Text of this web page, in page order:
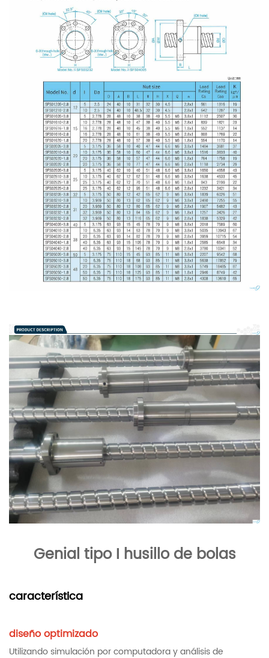
Genial tipo I husillo de bolas
característica
diseño optimizado
Utilizando simulación por computadora y análisis de